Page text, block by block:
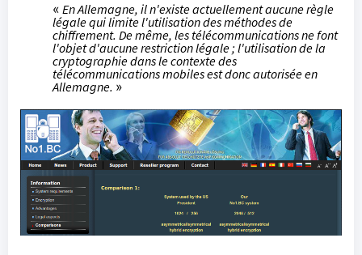
« En Allemagne, il n'existe actuellement aucune règle
légale qui limite l'utilisation des méthodes de
chiffrement. De même, les télécommunications ne font
l'objet d'aucune restriction légale ; l'utilisation de la
cryptographie dans le contexte des
télécommunications mobiles est donc autorisée en
Allemagne. »